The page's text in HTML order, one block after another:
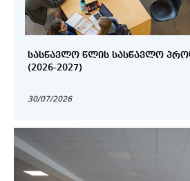
ᲡᲐᲡᲬᲐᲕᲚᲝ ᲬᲚᲘᲡ ᲡᲐᲡᲬᲐᲕᲚᲝ
(2026-2027)
30/07/2026